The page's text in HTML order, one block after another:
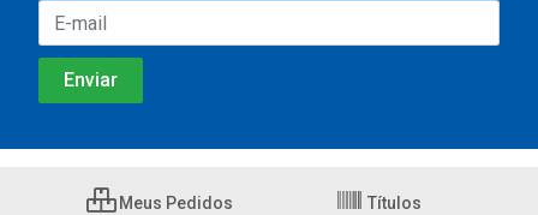
Meus Pedidos Títulos